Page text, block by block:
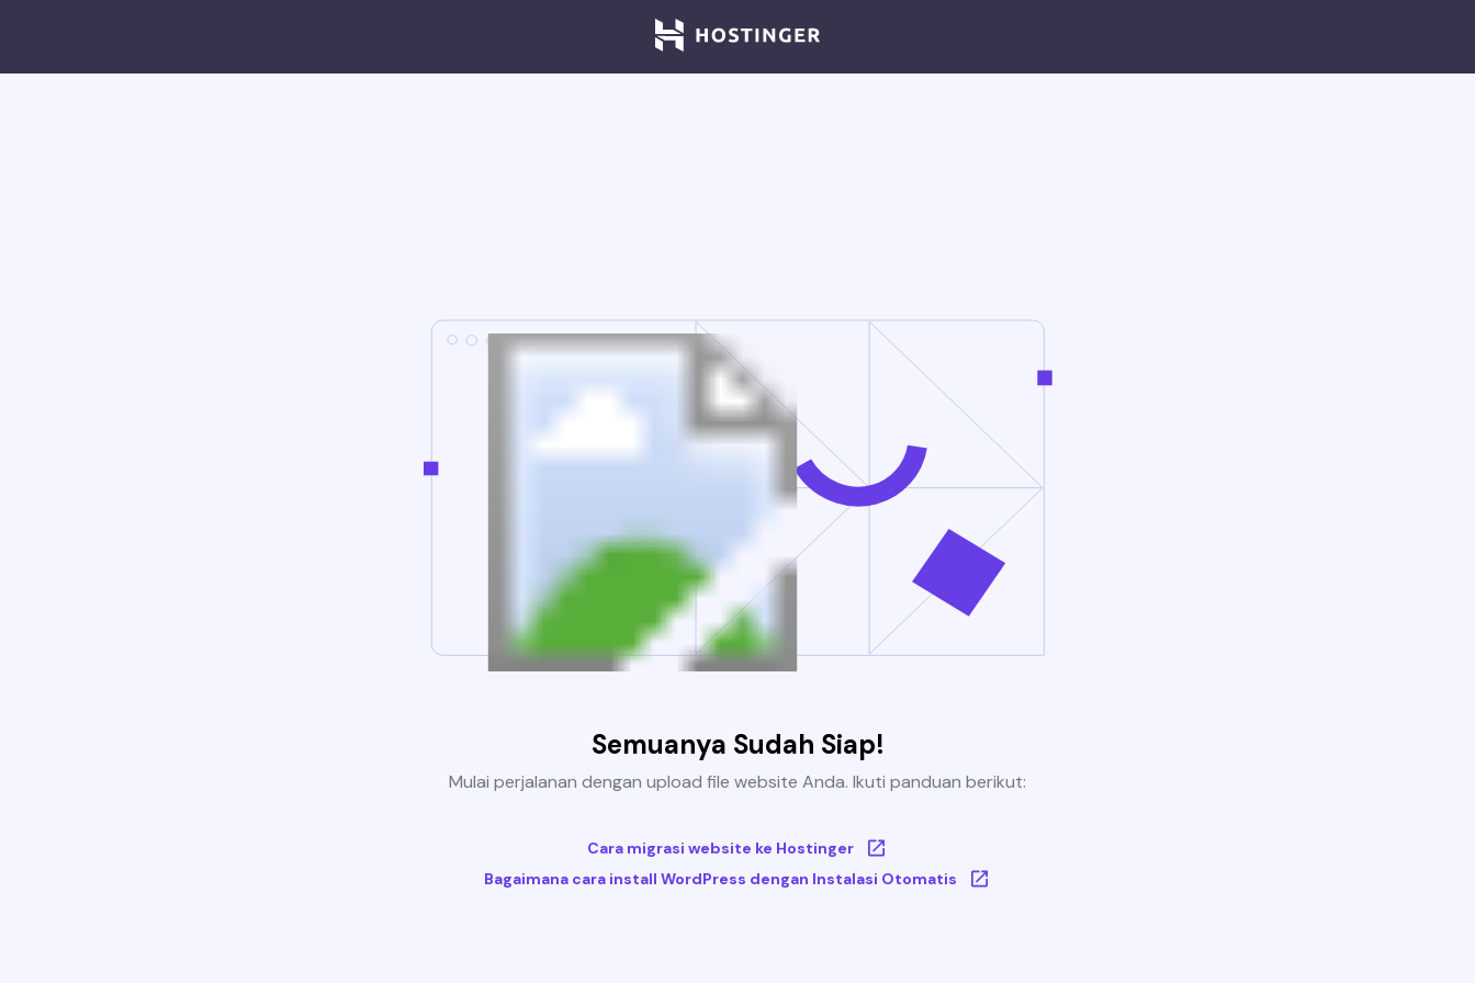
Semuanya Sudah Siap!
Mulai perjalanan dengan upload file website Anda. Ikuti panduan berikut:
Cara migrasi website ke Hostinger
Bagaimana cara install WordPress dengan Instalasi Otomatis